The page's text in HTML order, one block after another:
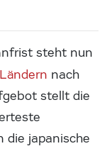
steht nun
nach
stellt die
die japanische